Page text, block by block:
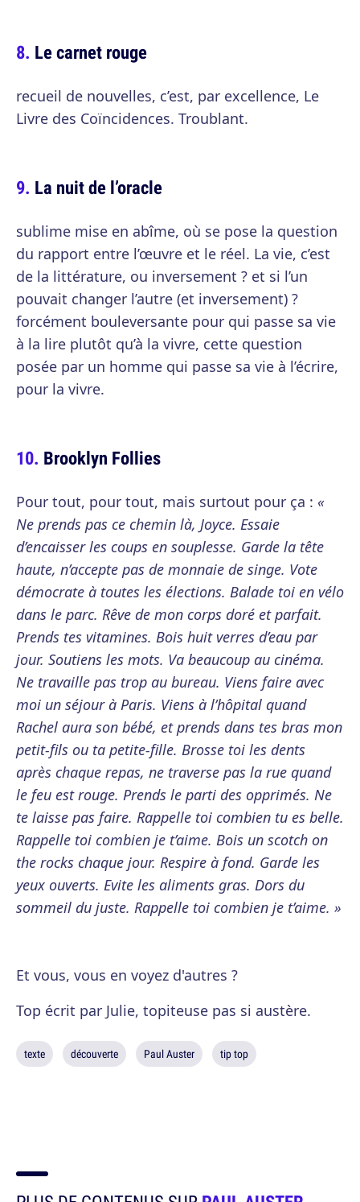
Le carnet rouge
recueil de nouvelles, c’est, par excellence, Le
Livre des Coïncidences. Troublant.
La nuit de l’oracle
sublime mise en abîme, où se pose la question
du rapport entre l’œuvre et le réel. La vie, c’est
de la littérature, ou inversement ? et si l’un
pouvait changer l’autre (et inversement) ?
forcément bouleversante pour qui passe sa vie
à la lire plutôt qu’à la vivre, cette question
posée par un homme qui passe sa vie à l’écrire,
pour la vivre.
Brooklyn Follies
Pour tout, pour tout, mais surtout pour ça : «
Ne prends pas ce chemin là, Joyce. Essaie
d’encaisser les coups en souplesse. Garde la tête
haute, n’accepte pas de monnaie de singe. Vote
démocrate à toutes les élections. Balade toi en vélo
dans le parc. Rêve de mon corps doré et parfait.
Prends tes vitamines. Bois huit verres d’eau par
jour. Soutiens les mots. Va beaucoup au cinéma.
Ne travaille pas trop au bureau. Viens faire avec
moi un séjour à Paris. Viens à l’hôpital quand
Rachel aura son bébé, et prends dans tes bras mon
petit-fils ou ta petite-fille. Brosse toi les dents
après chaque repas, ne traverse pas la rue quand
le feu est rouge. Prends le parti des opprimés. Ne
te laisse pas faire. Rappelle toi combien tu es belle.
Rappelle toi combien je t’aime. Bois un scotch on
the rocks chaque jour. Respire à fond. Garde les
yeux ouverts. Evite les aliments gras. Dors du
sommeil du juste. Rappelle toi combien je t’aime. »
Et vous, vous en voyez d'autres ?
Top écrit par Julie, topiteuse pas si austère.
texte découverte Paul Auster tip top